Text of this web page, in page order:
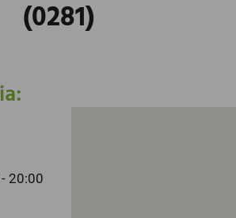
(0281)
20:00